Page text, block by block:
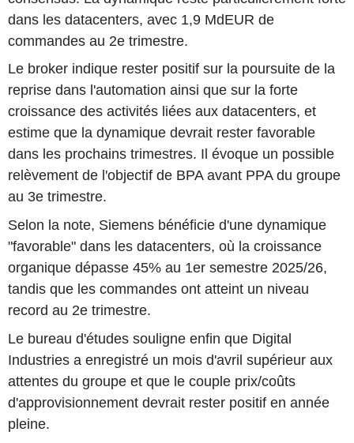
dans les datacenters, avec 1,9 MdEUR de
commandes au 2e trimestre.
Le broker indique rester positif sur la poursuite de la
reprise dans l'automation ainsi que sur la forte
croissance des activités liées aux datacenters, et
estime que la dynamique devrait rester favorable
dans les prochains trimestres. Il évoque un possible
relèvement de l'objectif de BPA avant PPA du groupe
au 3e trimestre.
Selon la note, Siemens bénéficie d'une dynamique
"favorable" dans les datacenters, où la croissance
organique dépasse 45% au 1er semestre 2025/26,
tandis que les commandes ont atteint un niveau
record au 2e trimestre.
Le bureau d'études souligne enfin que Digital
Industries a enregistré un mois d'avril supérieur aux
attentes du groupe et que le couple prix/coûts
d'approvisionnement devrait rester positif en année
pleine.